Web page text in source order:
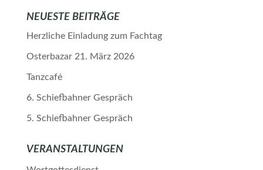
NEUESTE BEITRÄGE
Herzliche Einladung zum Fachtag
Osterbazar 21. März 2026
Tanzcafé
6. Schiefbahner Gespräch
5. Schiefbahner Gespräch
VERANSTALTUNGEN